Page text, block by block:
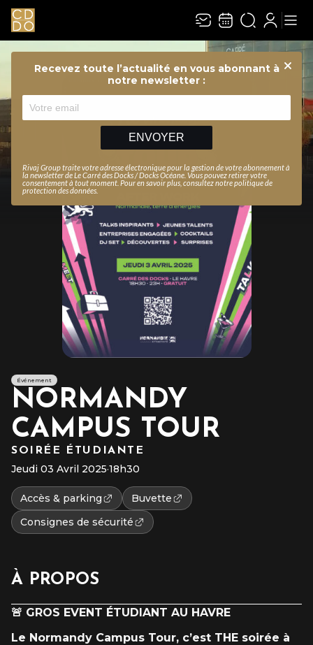
Recevez toute l’actualité en vous abonnant à
notre newsletter :
ENVOYER
Rivaj Group traite votre adresse électronique pour la gestion de votre abonnement à
la newsletter deLe Carré des Docks / Docks Océane . Vous pouvez retirer votre
consentement à tout moment. Pour en savoir plus, consultez notrepolitique de
protection des données
Événement
NORMANDY
CAMPUS TOUR
SOIRÉE ÉTUDIANTE
Jeudi 03 Avril 2025·18h30
Accès & parking
Buvette
Consignes de sécurité
À PROPOS
🚨 GROS EVENT ÉTUDIANT AU HAVRE
Le Normandy Campus Tour, c’est THE soirée à